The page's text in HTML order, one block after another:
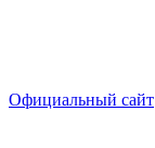
Официальный сайт